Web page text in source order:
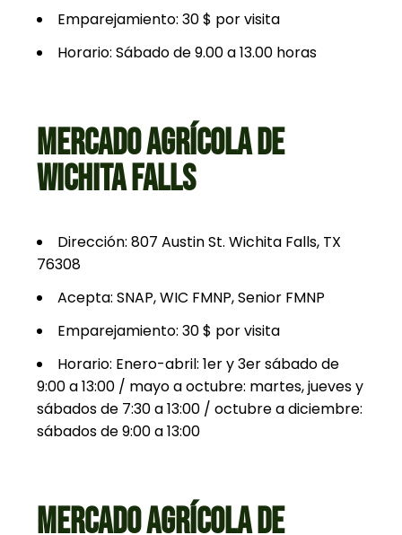
Emparejamiento: 30 $ por visita
Horario: Sábado de 9.00 a 13.00 horas
MERCADO AGRÍCOLA DE
WICHITA FALLS
Dirección: 807 Austin St. Wichita Falls, TX
76308
Acepta: SNAP, WIC FMNP, Senior FMNP
Emparejamiento: 30 $ por visita
Horario: Enero-abril: 1er y 3er sábado de
9:00 a 13:00 / mayo a octubre: martes, jueves y
sábados de 7:30 a 13:00 / octubre a diciembre:
sábados de 9:00 a 13:00
MERCADO AGRÍCOLA DE